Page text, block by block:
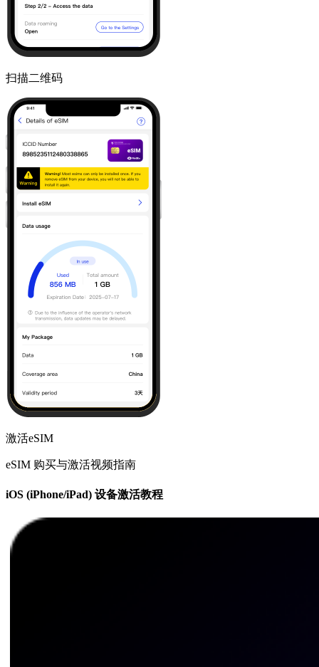
扫描二维码
激活eSIM
eSIM 购买与激活视频指南
iOS (iPhone/iPad) 设备激活教程